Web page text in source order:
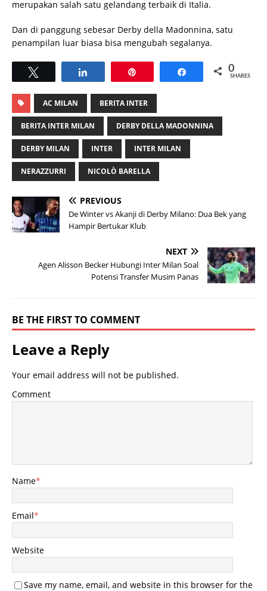
merupakan salah satu gelandang terbaik di Italia.
Dan di panggung sebesar Derby della Madonnina, satu
penampilan luar biasa bisa mengubah segalanya.
Share 0
SHARES
AC MILAN BERITA INTER
BERITA INTER MILAN DERBY DELLA MADONNINA
DERBY MILAN INTER INTER MILAN
NERAZZURRI NICOLÒ BARELLA
PREVIOUS
De Winter vs Akanji di Derby Milano: Dua Bek yang
Hampir Bertukar Klub
NEXT
Agen Alisson Becker Hubungi Inter Milan Soal
Potensi Transfer Musim Panas
BE THE FIRST TO COMMENT
Leave a Reply
Your email address will not be published.
Comment
Name*
Email*
Website
Save my name, email, and website in this browser for the